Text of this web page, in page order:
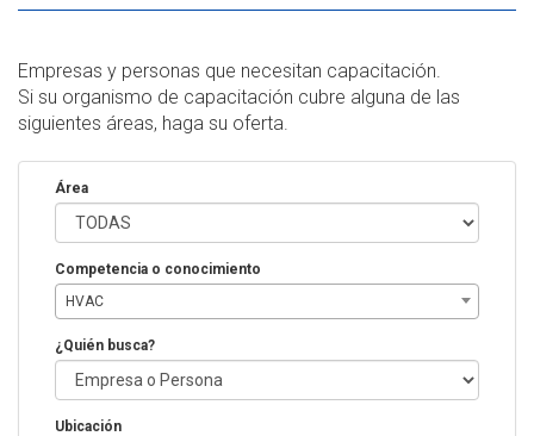
Empresas y personas que necesitan capacitación.
Si su organismo de capacitación cubre alguna de las
siguientes áreas, haga su oferta.
Área
Competencia o conocimiento
HVAC
¿Quién busca?
Ubicación